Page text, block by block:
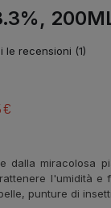
le recensioni (1)
€
dalla miracolosa
l'umidità e
punture di